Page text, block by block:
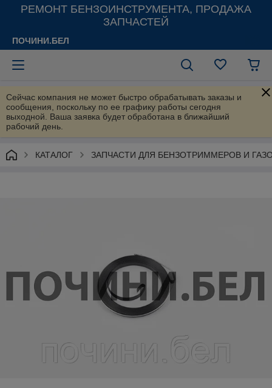
РЕМОНТ БЕНЗОИНСТРУМЕНТА, ПРОДАЖА
ЗАПЧАСТЕЙ
ПОЧИНИ.БЕЛ
Сейчас компания не может быстро обрабатывать заказы и
сообщения, поскольку по ее графику работы сегодня
выходной. Ваша заявка будет обработана в ближайший
рабочий день.
КАТАЛОГ ЗАПЧАСТИ ДЛЯ БЕНЗОТРИММЕРОВ И